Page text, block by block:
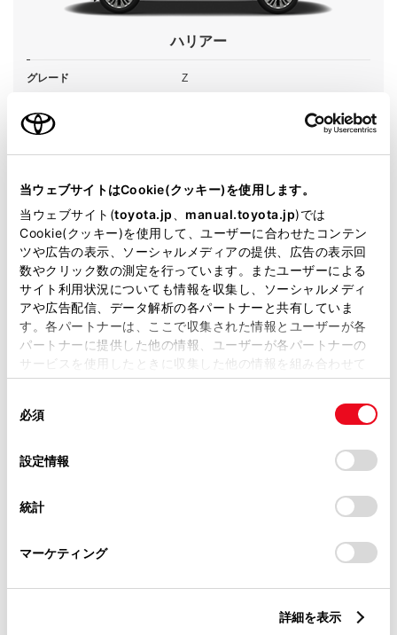
当ウェブサイトはCookie(クッキー)を使用します。
当ウェブサイト(toyota.jp manual.toyota.jp)では
Cookie(クッキー)を使用して、ユーザーに合わせたコンテン
ツや広告の表示、ソーシャルメディアの提供、広告の表示回
数やクリック数の測定を行っています。またユーザーによる
サイト利用状況についても情報を収集し、ソーシャルメディ
アや広告配信、データ解析の各パートナーと共有していま
す。各パートナーは、ここで収集された情報とユーザーが各
パートナーに提供した他の情報、ユーザーが各パートナーの
サービスを使用したときに収集した他の情報を組み合わせて
使用することがあります。当ウェブサイトの使用を続行する
デバイスにすべてのCookie(クッキー)が保存されることに同
意したことになります。Cookie(クッキー)のオプトアウト、
設定の変更、同意を撤回したりするにあたっては、当社の
「Cookie（クッキー）情報の取り扱いについて
」をご覧くだ
必須
設定情報
統計
マーケティング
詳細を表示
ハリアー
グレード Z
カラー プレシャスブラックパール
駆動方式 2WD FF
試乗予約
施設情報・サービス